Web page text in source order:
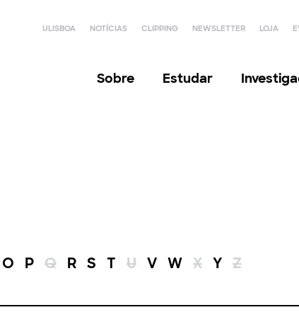
ULISBOA NOTÍCIAS CLIPPING NEWSLETTER LOJA
Sobre Estudar
O P Q R S T U V W X Y Z